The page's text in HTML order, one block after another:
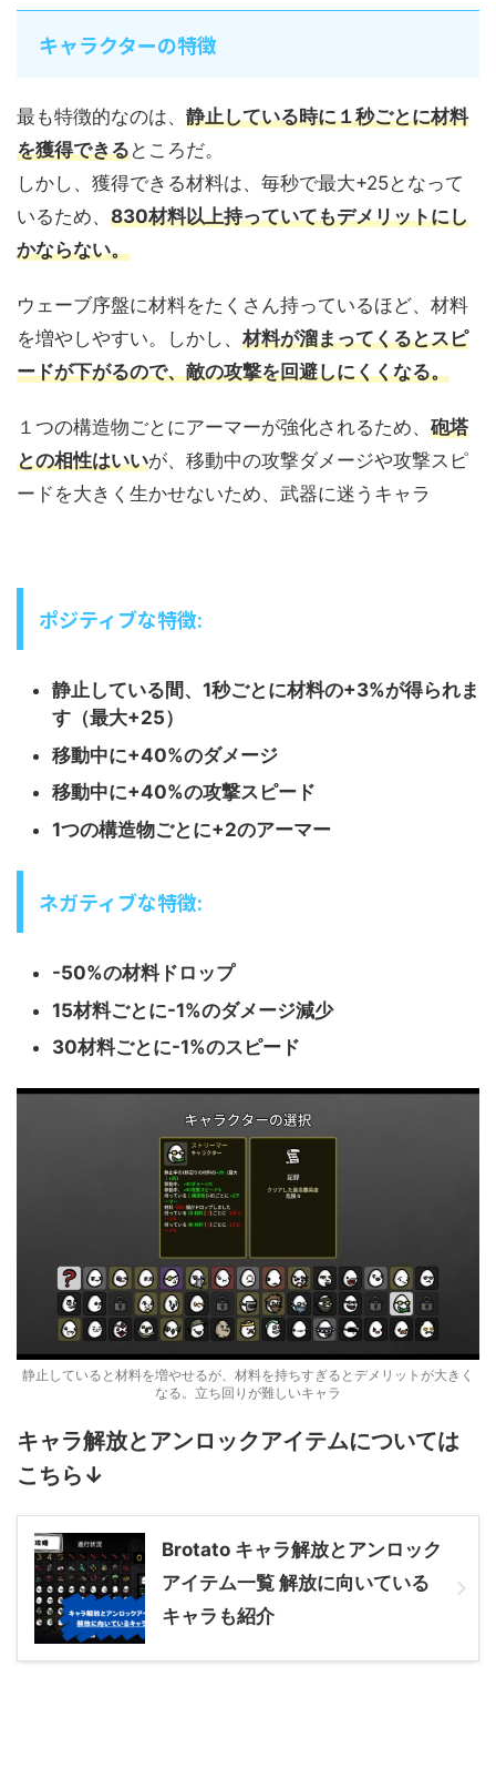
キャラクターの特徴
最も特徴的なのは、 静止している時に１秒ごとに材料
を獲得できるところだ。
しかし、獲得できる材料は、毎秒で最大+25となって
いるため、 830材料以上持っていてもデメリットにし
かならない。
ウェーブ序盤に材料をたくさん持っているほど、材料
を増やしやすい。しかし、 材料が溜まってくるとスピ
ードが下がるので、敵の攻撃を回避しにくくなる。
１つの構造物ごとにアーマーが強化されるため、 砲塔
との相性はいいが、移動中の攻撃ダメージや攻撃スピ
ードを大きく生かせないため、武器に迷うキャラ
ポジティブな特徴:
静止している間、1秒ごとに材料の+3%が得られま
す（最大+25）
移動中に+40%のダメージ
移動中に+40%の攻撃スピード
1つの構造物ごとに+2のアーマー
ネガティブな特徴:
-50%の材料ドロップ
15材料ごとに-1%のダメージ減少
30材料ごとに-1%のスピード
静止していると材料を増やせるが、材料を持ちすぎるとデメリットが大きく
なる。立ち回りが難しいキャラ
キャラ解放とアンロックアイテムについては
こちら↓
Brotato キャラ解放とアンロック
アイテム一覧 解放に向いている
キャラも紹介